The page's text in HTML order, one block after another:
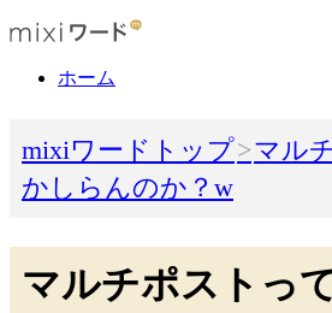
ホーム
mixiワードトップ
マル
かしらんのか？w
マルチポストっ